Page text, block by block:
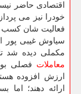
اقتصادی حاضر
خودرا نیز می
فعالیت شان كسب
سیاوش غیبی پور
مكملی دیده شد
معاملات فصلی
ارزش افزوده
ارائه دهند؛